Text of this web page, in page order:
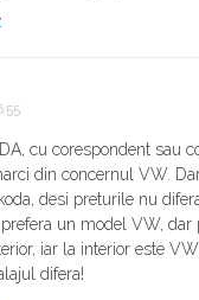
cu corespondent sau
din concernul VW.
desi preturile nu
un model VW, dar
iar la interior este
difera!